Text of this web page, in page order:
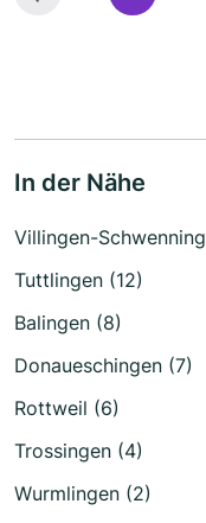
In der Nähe
Villingen-
Tuttlingen (12)
Balingen (8)
Donaueschingen (7)
Rottweil (6)
Trossingen (4)
Wurmlingen (2)